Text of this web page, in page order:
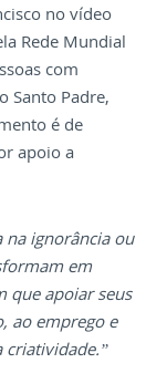
no vídeo
Rede Mundial
com
Santo Padre,
é de
apoio a
na ignorância ou
em
que apoiar seus
ao emprego e
criatividade.”